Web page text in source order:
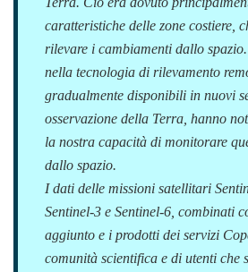
caratteristiche delle zone costiere,
rilevare i cambiamenti dallo
nella tecnologia di rilevamento
gradualmente disponibili in nuovi
osservazione della Terra, hanno
la nostra capacità di monitorare
dallo spazio.
I dati delle missioni satellitari
Sentinel-3 e Sentinel-6, combinati
aggiunto e i prodotti dei servizi
comunità scientifica e di utenti che